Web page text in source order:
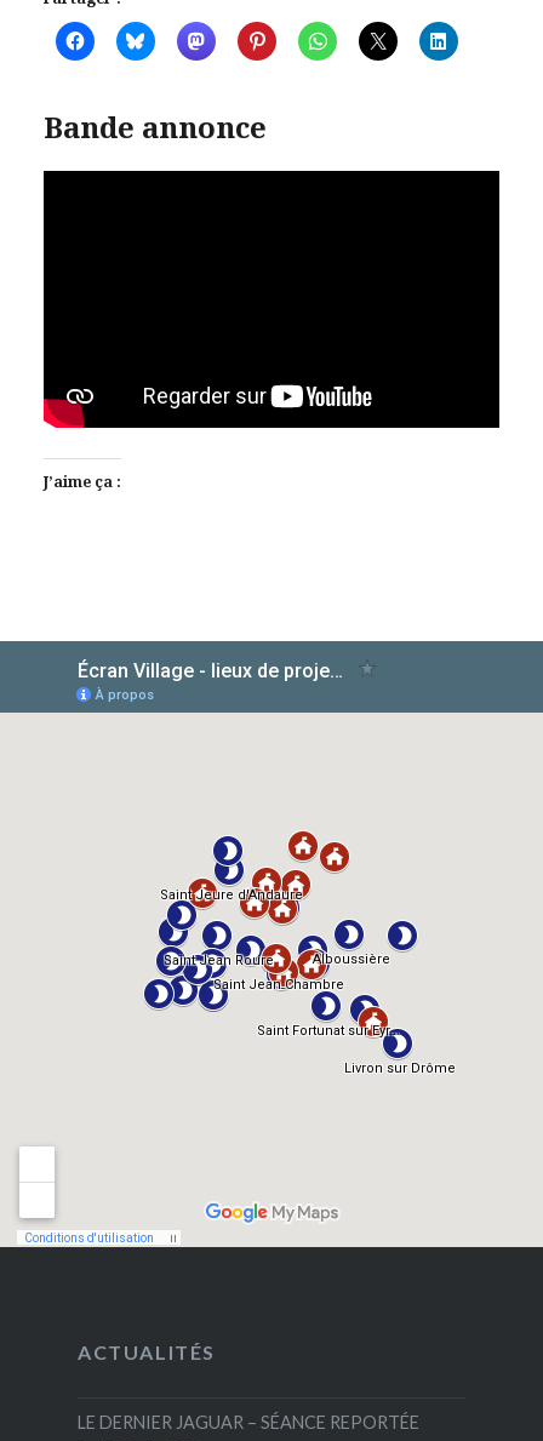
Bande annonce
J’aime ça :
AlloCiné
ACTUALITÉS
LE DERNIER JAGUAR – SÉANCE REPORTÉE